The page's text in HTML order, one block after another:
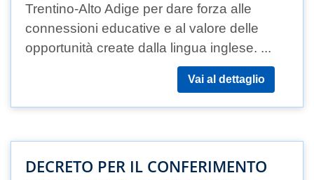
Trentino-Alto Adige per dare forza alle
connessioni educative e al valore delle
opportunità create dalla lingua inglese. ...
Vai al dettaglio
DECRETO PER IL CONFERIMENTO